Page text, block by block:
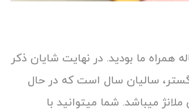
همراه ما بودید. در نهایت شایان ذکر
سالیان سال است که در حال
میباشد. شما میتوانید با